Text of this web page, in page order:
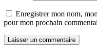
Enregistrer mon nom,
pour mon prochain